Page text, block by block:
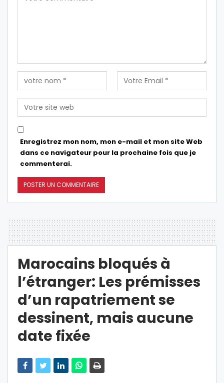
Enregistrez mon nom, mon e-mail et mon site Web
dans ce navigateur pour la prochaine fois que je
commenterai.
Marocains bloqués à
l’étranger: Les prémisses
d’un rapatriement se
dessinent, mais aucune
date fixée